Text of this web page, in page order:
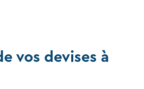
vos devises à